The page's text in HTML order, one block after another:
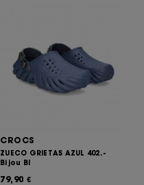
CROCS
ZUECO GRIETAS AZUL 402. -
Bijou Bl
79,90 €